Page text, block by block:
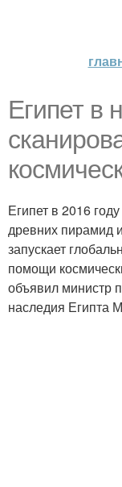
Египет в
Египет в 2016
древних пирамид
запускает
помощи
объявил министр
наследия Египта